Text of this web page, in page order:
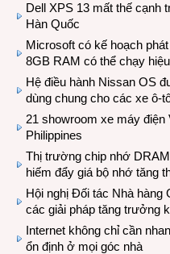
Dell XPS 13 mất thế cạnh
Hàn Quốc
Microsoft có kế hoạch
8GB RAM có thể chạy
Hệ điều hành Nissan OS
dùng chung cho các xe ô-
21 showroom xe máy
Philippines
Thị trường chip nhớ
hiếm đẩy giá bộ nhớ tăng
Hội nghị Đối tác Nhà hàng
các giải pháp tăng trưởng
Internet không chỉ cần
ổn định ở mọi góc nhà